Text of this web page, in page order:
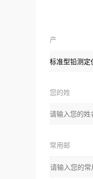
产
品：
您的姓
名：
常用邮
箱：